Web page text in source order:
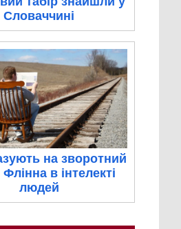
Словаччині
на зворотний
в інтелекті
людей